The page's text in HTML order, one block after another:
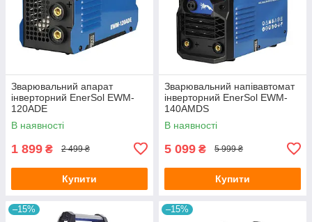
Зварювальний апарат
інверторний EnerSol EWM-
120ADE
В наявності
1 899 ₴ 2 499 ₴
Купити
Зварювальний напівавтомат
інверторний EnerSol EWM-
140AMDS
В наявності
5 099 ₴ 5 999 ₴
Купити
–15% –15%